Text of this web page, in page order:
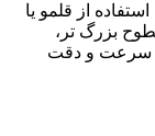
از قلمو یا
بزرگ ‌تر،
سرعت و دقت